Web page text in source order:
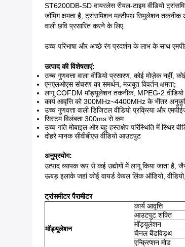
ST6200DB-SD वायरलेस रीयल-टाइम वीडियो
जॉमिंग क्षमता है, ट्रांसमिशन मल्टीपथ सिमुलेशन
वाली छवि प्रसारित करने के लिए.
उच्च परिभाषा और अच्छे रंग प्रदर्शन के लाभ के साथ
उत्पाद की विशेषताएं:
उच्च गुणवत्ता वाला वीडियो प्रसारण, कोई मोज़ेक नहीं,
एनएलओएस संचरण का समर्थन, मजबूत विवर्तन क्षमता;
लागू COFDM मॉड्यूलेशन तकनीक, MPEG-2 वीडियो
कार्य आवृत्ति को 300MHz~4400MHz के भीतर
उच्च गुणवत्ता वाली डिजिटल वीडियो प्रक्रिया और
सिस्टम विलंबता 300ms से कम
उच्च गति मोबाइल और बहु हस्तक्षेप परिस्थिति में स्थिर
दोहरे मानक सीवीबीएस वीडियो आउटपुट
अनुप्रयोग:
उत्पाद व्यापक रूप से कई उद्योगों में लागू किया जाता है,
ऊबड़ इलाके जहां कोई वायर्ड केबल लिंक ऑडियो,
ट्रांसमीटर पैरामीटर
मॉड्यूलेशन
कार्य आवृत्ति
आउटपुट शक्ति
मॉड्यूलेशन
चैनल बैंडविड्थ
एन्क्रिप्शन मोड